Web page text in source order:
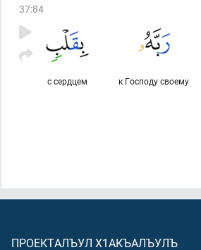
37:84
к Господу своему
с сердцем
ПРОЕКТАЛЪУЛ Х1АКЪАЛЪУЛЪ